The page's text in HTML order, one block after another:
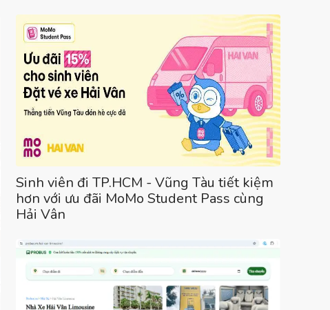
Sinh viên đi TP.HCM - Vũng Tàu tiết kiệm
hơn với ưu đãi MoMo Student Pass cùng
Hải Vân